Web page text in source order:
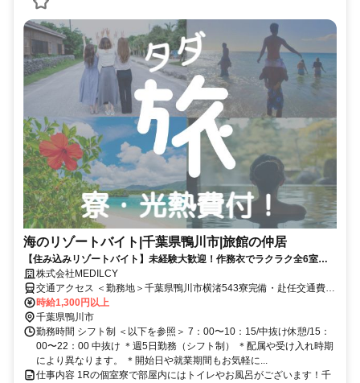
海のリゾートバイト|千葉県鴨川市|旅館の仲居
【住み込みリゾートバイト】未経験大歓迎！作務衣でラクラク全6室の
小さな旅館の仲居スタッフ 勤務期間：3か月程度
株式会社MEDILCY
交通アクセス ＜勤務地＞千葉県鴨川市横渚543寮完備・赴任交通費支
給！◆寮完備◆日払い最大90％対応◆最短"当日"にお仕事ご紹介
時給1,300円以上
千葉県鴨川市
勤務時間 シフト制 ＜以下を参照＞ 7：00〜10：15/中抜け休憩/15：
00〜22：00 中抜け ＊週5日勤務（シフト制） ＊配属や受け入れ時期
により異なります。 ＊開始日や就業期間もお気軽に...
仕事内容 1Rの個室寮で部屋内にはトイレやお風呂がございます！千